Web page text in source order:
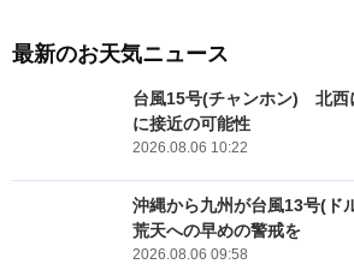
最新のお天気ニュース
台風15号(チャンホン) 北西
に接近の可能性
2026.08.06 10:22
沖縄から九州が台風13号(ド
荒天への早めの警戒を
2026.08.06 09:58